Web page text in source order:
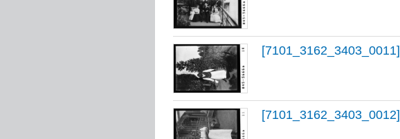
[7101_3162_3403_0011]
[7101_3162_3403_0012]